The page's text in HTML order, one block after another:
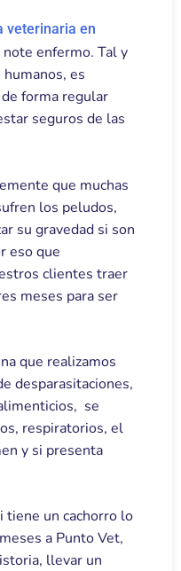
veterinaria en
enfermo. Tal y
es
forma regular
seguros de las
que muchas
los peludos,
su gravedad si son
eso que
clientes traer
meses para ser
que realizamos
desparasitaciones,
se
respiratorios, el
y si presenta
tiene un cachorro lo
a Punto Vet,
llevar un